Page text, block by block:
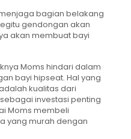
bagian belakang
gendongan akan
akan membuat bayi
Moms hindari dalam
bayi hipseat. Hal yang
kualitas dari
investasi penting
Moms membeli
yang murah dengan